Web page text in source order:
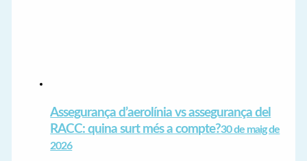
Assegurança d’aerolínia vs assegurança del
RACC: quina surt més a compte?30 de maig de
2026